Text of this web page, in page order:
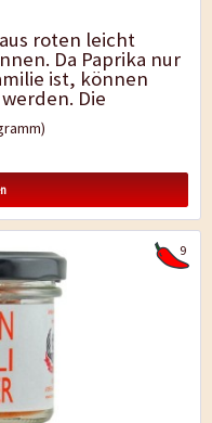
roten leicht
Da Paprika nur
ist, können
Die
sich
9